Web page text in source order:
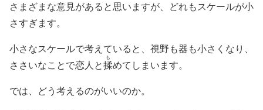
さまざまな意見があると思いますが、どれもスケールが小
さすぎます。
小さなスケールで考えていると、視野も器も小さくなり、
ささいなことで恋人と揉
も
めてしまいます。
では、どう考えるのがいいのか。